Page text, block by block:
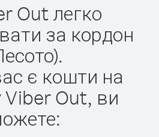
Out легко
за кордон
є кошти на
Viber Out, ви